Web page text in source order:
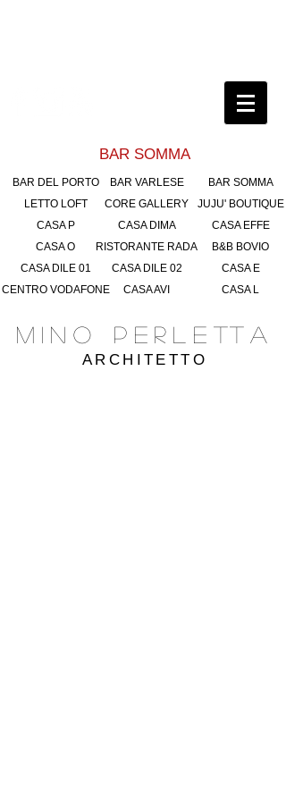
MINO PERLETTA
ARCHITETTO
BAR SOMMA
BAR DEL PORTO BAR VARLESE
BAR SOMMA
LETTO LOFT
CORE GALLERY JUJU' BOUTIQUE
CENTRO VODAFONE
CASA DIMA
CASA DILE 01
RISTORANTE RADA
CASA O
CASA DILE 02
CASA EFFE
CASA P
CASA AVI
B&B BOVIO
CASA L
CASA E